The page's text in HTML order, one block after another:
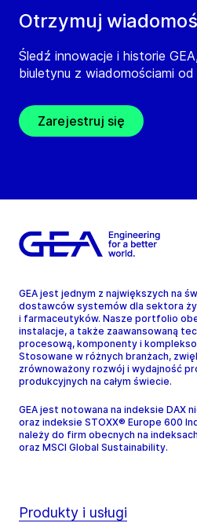
Otrzymuj
Śledź innowacje i historie
biuletynu z wiadomościami od
Zarejestruj się
GEA jest jednym z największych na
dostawców systemów dla sektora
i farmaceutyków. Nasze portfolio
instalacje, a także zaawansowaną
procesową, komponenty i
Stosowane w różnych branżach,
zrównoważony rozwój i wydajność
produkcyjnych na całym świecie.
GEA jest notowana na indeksie DAX
oraz indeksie STOXX® Europe 600
należy do firm obecnych na indeksach
oraz MSCI Global Sustainability.
Produkty i usługi